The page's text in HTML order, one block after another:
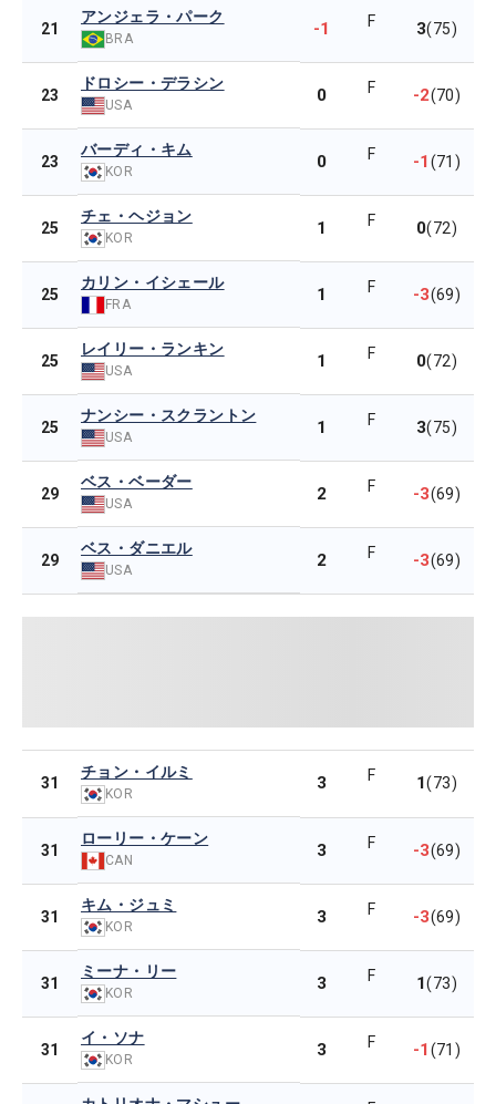
21
アンジェラ・パーク
BRA -1 F 3(75)
23
ドロシー・デラシン
USA 0 F -2(70)
23
バーディ・キム
KOR 0 F -1(71)
25
チェ・ヘジョン
KOR 1 F 0(72)
25
カリン・イシェール
FRA 1 F -3(69)
25
レイリー・ランキン
USA 1 F 0(72)
25
ナンシー・スクラントン
USA 1 F 3(75)
29
ベス・ベーダー
USA 2 F -3(69)
29
ベス・ダニエル
USA 2 F -3(69)
31
チョン・イルミ
KOR
3 F 1(73)
31
ローリー・ケーン
CAN 3 F -3(69)
31
キム・ジュミ
KOR 3 F -3(69)
31
ミーナ・リー
KOR 3 F 1(73)
31
イ・ソナ
KOR 3 F -1(71)